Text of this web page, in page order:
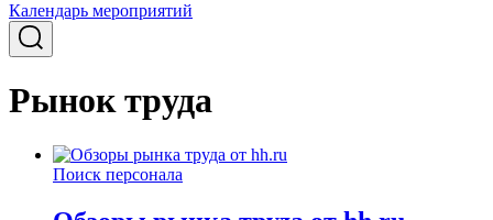
Календарь мероприятий
Рынок труда
Поиск персонала